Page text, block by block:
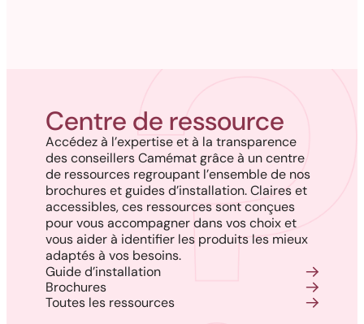
Centre de ressource
Accédez à l’expertise et à la transparence
des conseillers Camémat grâce à un centre
de ressources regroupant l’ensemble de nos
brochures et guides d’installation. Claires et
accessibles, ces ressources sont conçues
pour vous accompagner dans vos choix et
vous aider à identifier les produits les mieux
adaptés à vos besoins.
Guide d’installation
Brochures
Toutes les ressources